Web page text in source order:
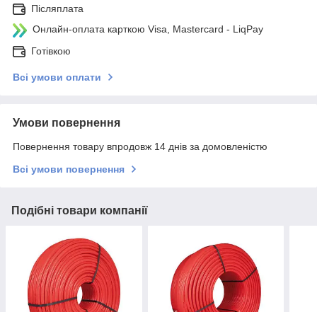
Післяплата
Онлайн-оплата карткою Visa, Mastercard - LiqPay
Готівкою
Всі умови оплати
Умови повернення
Повернення товару впродовж 14 днів за домовленістю
Всі умови повернення
Подібні товари компанії